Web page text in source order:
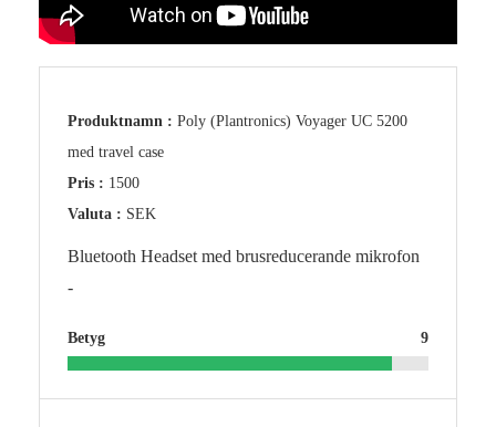
Produktnamn : Poly (Plantronics) Voyager UC 5200
med travel case
Pris : 1500
Valuta : SEK
Bluetooth Headset med brusreducerande mikrofon
-
Betyg 9